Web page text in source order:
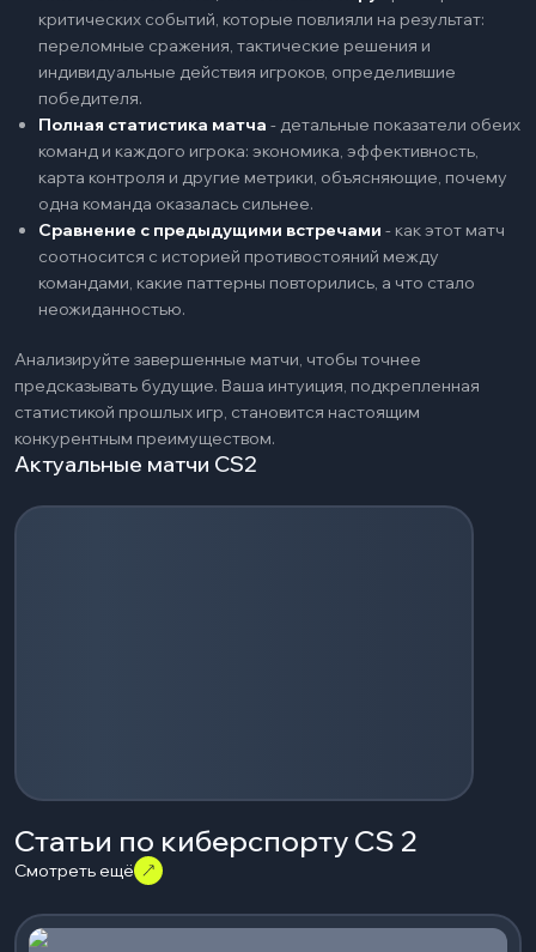
критических событий, которые повлияли на результат:
переломные сражения, тактические решения и
индивидуальные действия игроков, определившие
победителя.
Полная статистика матча - детальные показатели обеих
команд и каждого игрока: экономика, эффективность,
карта контроля и другие метрики, объясняющие, почему
одна команда оказалась сильнее.
Сравнение с предыдущими встречами - как этот матч
соотносится с историей противостояний между
командами, какие паттерны повторились, а что стало
неожиданностью.
Анализируйте завершенные матчи, чтобы точнее
предсказывать будущие. Ваша интуиция, подкрепленная
статистикой прошлых игр, становится настоящим
конкурентным преимуществом.
Актуальные матчи CS2
Загрузка событий...
Статьи по киберспорту CS 2
Смотреть ещё